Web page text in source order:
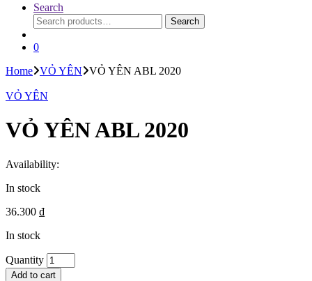
Search
Search
for:
Search
0
Home VỎ YÊN VỎ YÊN ABL 2020
VỎ YÊN
VỎ YÊN ABL 2020
Availability:
In stock
36.300 ₫
In stock
Quantity
Add to cart